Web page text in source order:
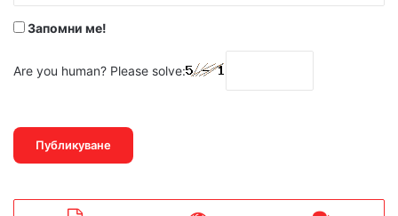
Запомни ме!
Are you human? Please solve: